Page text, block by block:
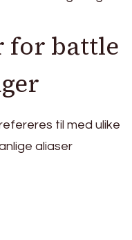
for battle
til med ulike
aliaser